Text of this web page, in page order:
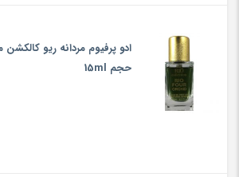
حجم 15ml